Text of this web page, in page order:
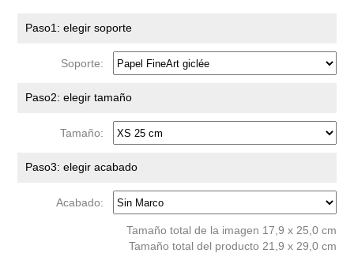
Paso1: elegir soporte
Soporte:
Paso2: elegir tamaño
Tamaño:
Paso3: elegir acabado
Acabado:
Tamaño total de la imagen 17,9 x 25,0 cm
Tamaño total del producto 21,9 x 29,0 cm